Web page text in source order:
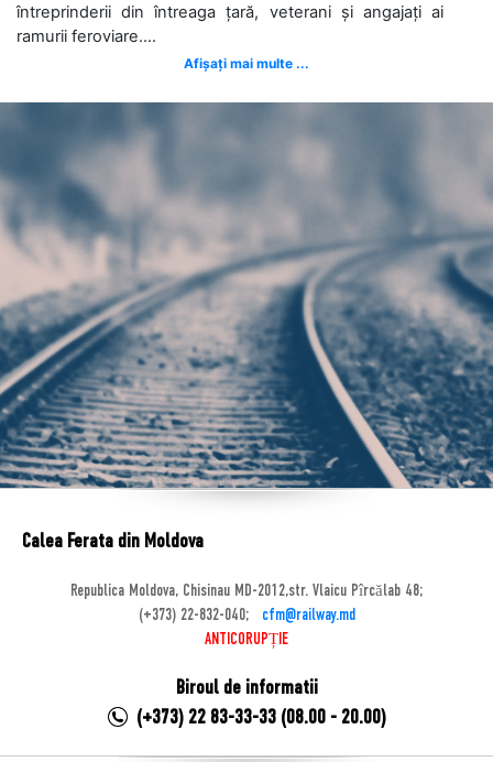
întreprinderii din întreaga țară, veterani și angajați ai
ramurii feroviare....
Afișați mai multe ...
Calea Ferata din Moldova
Republica Moldova, Chisinau MD-2012,str. Vlaicu Pîrcălab 48;
(+373) 22-832-040;
cfm@railway.md
ANTICORUPȚIE
Biroul de informatii
(+373) 22 83-33-33 (08.00 - 20.00)